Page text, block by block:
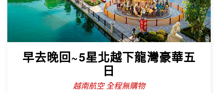
早去晚回~5星北越下龍灣豪華五
日
越南航空 全程無購物